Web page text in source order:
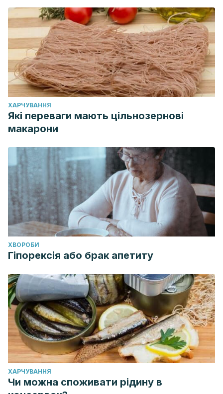
ХАРЧУВАННЯ
Які переваги мають цільнозернові
макарони
ХВОРОБИ
Гіпорексія або брак апетиту
ХАРЧУВАННЯ
Чи можна споживати рідину в